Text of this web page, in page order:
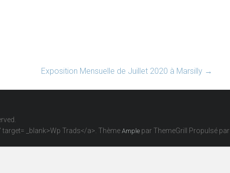
Exposition Mensuelle de Juillet 2020 à Marsilly →
_blank>Wp Trads</a>. Thème Ample par ThemeGrill Propulsé par